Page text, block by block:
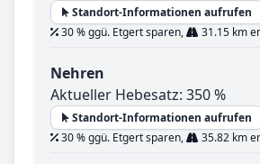
Standort-Informationen aufrufen
30 % ggü. Etgert sparen,
31.15 km
Nehren
Aktueller Hebesatz: 350 %
Standort-Informationen aufrufen
30 % ggü. Etgert sparen,
35.82 km